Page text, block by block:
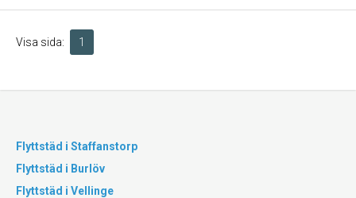
Visa sida: 1
Flyttstäd i Staffanstorp
Flyttstäd i Burlöv
Flyttstäd i Vellinge